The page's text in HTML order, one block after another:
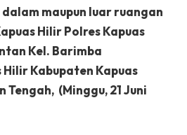
maupun luar ruangan
Hilir Polres Kapuas
Kel. Barimba
Kabupaten Kapuas
(Minggu, 21 Juni